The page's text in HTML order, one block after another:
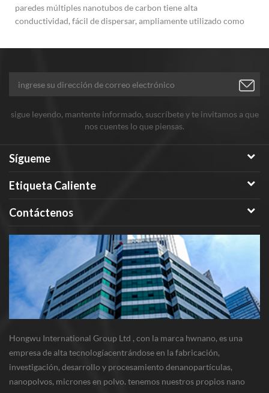
paredes múltiples nanotubos de carbon tiene alta
conductividad, fácil de dispersar, ampliamente utilizado como
sigue leyendo, mantente informado, suscríbete y te invitamos a que
nos cuentes lo que piensas.
Sígueme
Etiqueta Caliente
Contáctenos
Hongwu International Group Ltd , con la marca hwnano, es una
empresa de alta tecnologíacentrándose en la fabricación,
investigación, desarrollo y procesamiento denanopartículas,
nanopolvos, micrones en polvo. tenemos nuestros propios nano